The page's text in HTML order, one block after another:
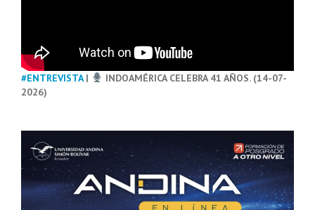
#ENTREVISTA|
INDOAMÉRICA CELEBRA 41 AÑOS. (14-07-
2026)